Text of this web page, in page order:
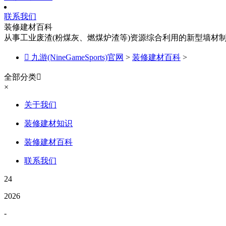
联系我们
装修建材百科
从事工业废渣(粉煤灰、燃煤炉渣等)资源综合利用的新型墙材
 九游(NineGameSports)官网 > 装修建材百科 >
全部分类
×
关于我们
装修建材知识
装修建材百科
联系我们
24
2026
-